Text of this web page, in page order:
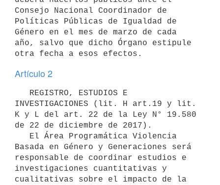
Consejo Nacional Coordinador de
Políticas Públicas de Igualdad de
Género en el mes de marzo de cada
año, salvo que dicho Órgano estipule
Artículo 2
INVESTIGACIONES (lit. H art.19 y lit.
K y L del art. 22 de la Ley N° 19.580
de 22 de diciembre de 2017).
Basada en Género y Generaciones será
responsable de coordinar estudios e
investigaciones cuantitativas y
cualitativas sobre el impacto de la